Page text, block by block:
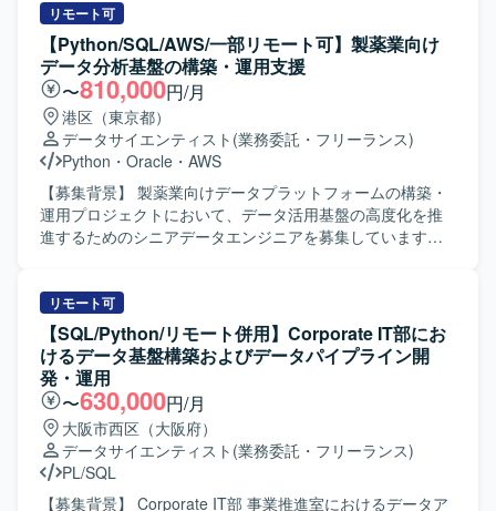
仮説検証を繰り返し、分析基盤や可視化環境を構築してい
ただきます。 【求める人物像】 データ基盤およびBI領域に
おいて高い実践力を持ち、分析要件からデータモデルを設
計できる方を求めております。データ品質や保守性を考慮
した設計ができ、ユーザー価値を重視しながらデータを通
じて意思決定を支援できる方が望ましいです。エンドユー
ザー視点でダッシュボードを設計でき、変化を楽しみつつ
要件が固まっていない環境でも前向きに推進できるマイン
ドをお持ちの方を歓迎いたします。Biz、PdM、エンジニア
と協働しながらプロジェクトを進められる協調性も重視し
ております。 【ポジションの魅力】 生成AIを活用した新規
的なテーマに取り組んでいただけます。複数の大企業との
契約実績がある環境で、プロダクトの成長とともに自身の
技術的・ビジネス的なスキルを高めることができます。デ
ータ基盤構築から可視化まで一気通貫で関与できるため、
広範なデータエンジニアリングの経験を積める点も魅力で
す。 【開発環境】 BackendではPythonやFastAPI、Prefect
を用い、FrontendではTypescriptおよびReact Routerを採用
しております。インフラストラクチャはAWSを中心に
Fargate、Aurora、S3、ElastiCacheなどを利用し、
Terraformで構成管理を行っております。周辺ツールとして
ト化、標準化検討まで一貫してご担当いただきます。あわ
せて、成果物のドキュメント整備や共有を進めていただき
ます。 【求める人物像】 一人称で能動的に業務を推進でき
る自走力をお持ちの方を求めております。運用改善や標準
化に主体的に取り組み、関係者と連携しながらドキュメン
ト整備やノウハウ共有を進めていただける方が望ましいで
す。また、自動化や効率化、AI 活用など新しい取り組みに
前向きに取り組んでいただける方を歓迎いたします。 【ポ
ジションの魅力】 データ基盤およびデータパイプラインの
運用改善から標準化検討まで幅広い工程に関わることがで
き、全体最適を意識した改善活動に携わることができま
【開発環境】 クラウド環境として AWS 等を利用したデー
タ基盤上で、SQL や Python を用いたデータ処理およびデ
ータパイプラインの設計・実装・運用を行っていただきま
す。dbt などのツールを用いた運用や標準化にも取り組んで
いただく想定です。
リモート可
【Python/SQL/AWS/一部リモート可】製薬業向け
データ分析基盤の構築・運用支援
〜810,000円/月
港区（東京都）
データサイエンティスト (業務委託・フリーランス)
Python ・ Oracle ・ AWS
【募集背景】 製薬業向けデータプラットフォームの構築・
運用プロジェクトにおいて、データ活用基盤の高度化を推
進するためのシニアデータエンジニアを募集しています。
ータパイプラインの設計・開発・最適化を担当していただ
きます。SQLを用いた大規模データ処理、データパイプラ
インの構築・運用、システム間データ連携の実現に加え、
従来型データウェアハウスとモダンデータスタック双方の
知見を活かしながら、データ活用基盤の高度化を推進して
いただきます。関係者と連携しながらデータ統合およびデ
ータ活用基盤の構築を推進していただきます。 【求める人
物像】 大規模データ処理やデータパイプライン設計に主体
的に取り組み、関係者と連携しながらデータ活用基盤の高
度化をリードしていただける方を求めています。 【ポジシ
リモート可
【SQL/Python/リモート併用】Corporate IT部にお
けるデータ基盤構築およびデータパイプライン開
発・運用
〜630,000円/月
大阪市西区（大阪府）
データサイエンティスト (業務委託・フリーランス)
PL/SQL
【募集背景】 Corporate IT部 事業推進室におけるデータア